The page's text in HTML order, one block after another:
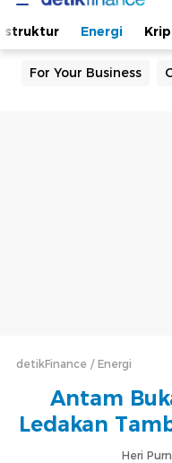
Energi
For Your Business
detikFinance Energi
Antam
Ledakan
Heri